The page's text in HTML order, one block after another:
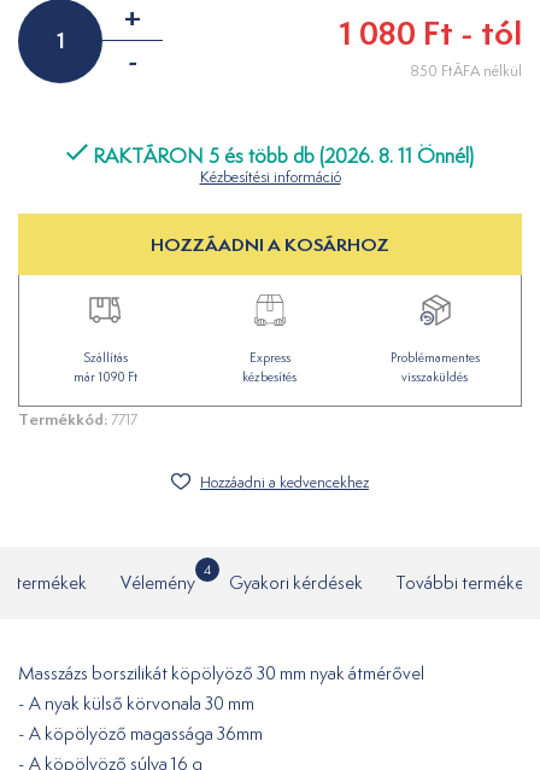
+
-
1 080 Ft - tól
850 FtÁFA nélkül
RAKTÁRON 5 és több db (2026. 8. 11 Önnél)
Kézbesítési információ
HOZZÁADNI A KOSÁRHOZ
Szállítás
már 1090 Ft
Express
kézbesítés
Problémamentes
visszaküldés
Termékkód:7717
Hozzáadni a kedvencekhez
termékek Vélemény
4
Gyakori kérdések További termékek
Masszázs borszilikát köpölyöző 30 mm nyak átmérővel
- A nyak külső körvonala 30 mm
- A köpölyöző magassága 36mm
- A köpölyöző súlya 16 g